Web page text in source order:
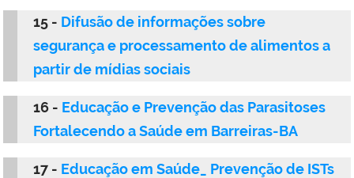
15 - Difusão de informações sobre
segurança e processamento de alimentos a
partir de mídias sociais
16 - Educação e Prevenção das Parasitoses
Fortalecendo a Saúde em Barreiras-BA
17 - Educação em Saúde_ Prevenção de ISTs